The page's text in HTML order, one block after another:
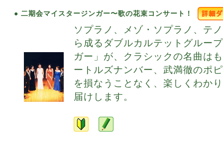
● 二期会マイスタージンガー〜歌の花束コンサート！
ソプラノ、メゾ・ソプラノ、テ
ら成るダブルカルテットグルー
ガー」が、クラシックの名曲は
ートルズナンバー、武満徹のポ
を損なうことなく、楽しくわか
届けします。